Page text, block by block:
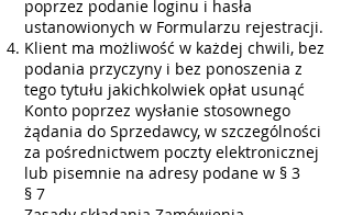
poprzez podanie loginu i hasła
ustanowionych w Formularzu rejestracji.
Klient ma możliwość w każdej chwili, bez
podania przyczyny i bez ponoszenia z
tego tytułu jakichkolwiek opłat usunąć
Konto poprzez wysłanie stosownego
żądania do Sprzedawcy, w szczególności
za pośrednictwem poczty elektronicznej
lub pisemnie na adresy podane w § 3
§ 7